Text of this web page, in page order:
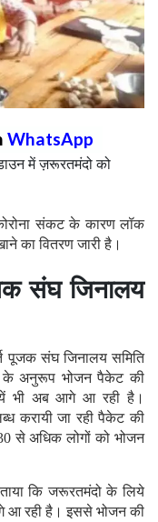
WhatsApp
में ज़रूरतमंदो को
संकट के कारण लॉक
का वितरण जारी है।
संघ जिनालय
पूजक संघ जिनालय समिति
के अनुरूप भोजन पैकेट की
भी अब आगे आ रही है।
करायी जा रही पैकेट की
से अधिक लोगों को भोजन
कि जरूरतमंदो के लिये
आ रही है। इससे भोजन की